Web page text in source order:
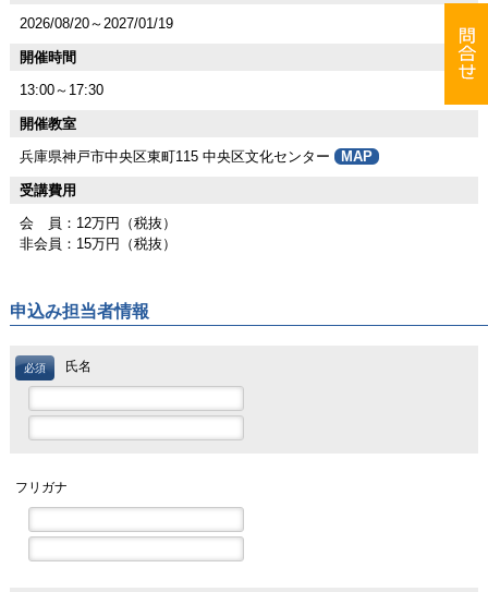
2026/08/20～2027/01/19
開催時間
13:00～17:30
開催教室
兵庫県神戸市中央区東町115 中央区文化センター MAP
受講費用
会 員：12万円（税抜）
非会員：15万円（税抜）
申込み担当者情報
必須 氏名
フリガナ